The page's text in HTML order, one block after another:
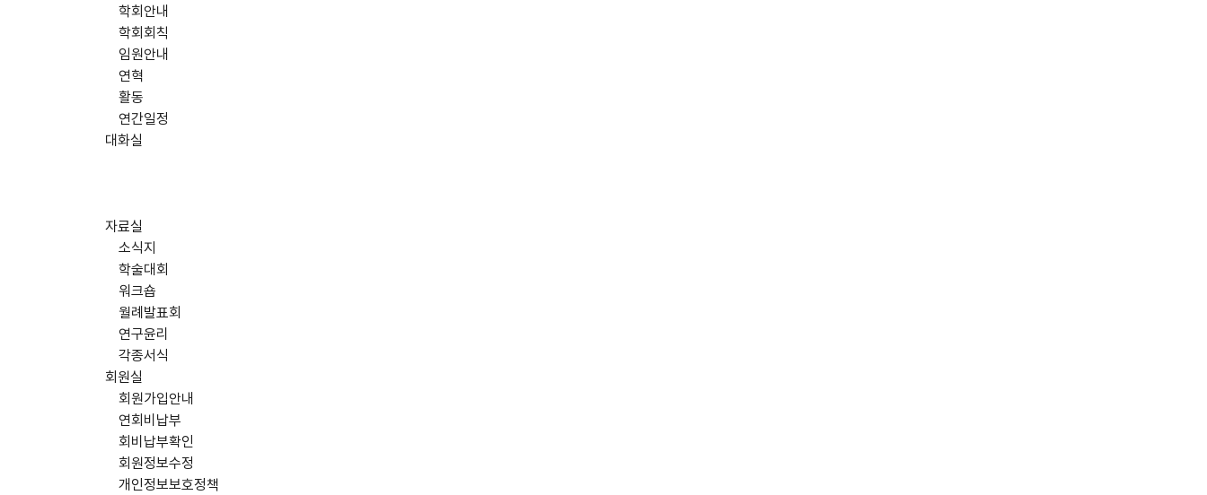
학회안내
학회회칙
임원안내
연혁
활동
연간일정
대화실
자료실
소식지
학술대회
워크숍
월례발표회
연구윤리
각종서식
회원실
회원가입안내
연회비납부
회비납부확인
회원정보수정
개인정보보호정책